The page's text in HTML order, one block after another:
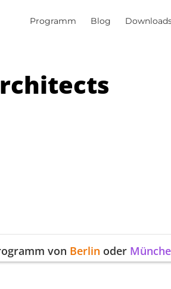
Programm Blog
von Berlin oder